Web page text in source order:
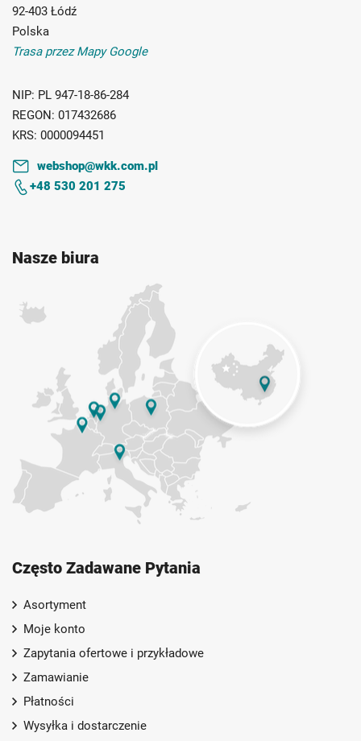
92-403 Łódź
Polska
Trasa przez Mapy Google
NIP: PL 947-18-86-284
REGON: 017432686
KRS: 0000094451
webshop@wkk.com.pl
+48 530 201 275
Nasze biura
Często Zadawane Pytania
Asortyment
Moje konto
Zapytania ofertowe i przykładowe
Zamawianie
Płatności
Wysyłka i dostarczenie